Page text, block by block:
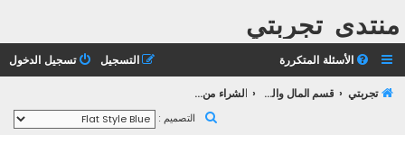
منتدى تجربتي
الأسئلة المتكررة تسجيل الدخول التسجيل
تجربتي قسم المال والأعمال الشراء من الأنترنت
التصميم :